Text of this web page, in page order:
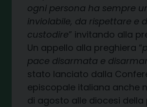
ogni persona ha sempre
inviolabile, da rispettare e
custodire” invitando alla
Un appello alla preghiera “
pace disarmata e
stato lanciato dalla
episcopale italiana anche
di agosto alle diocesi della